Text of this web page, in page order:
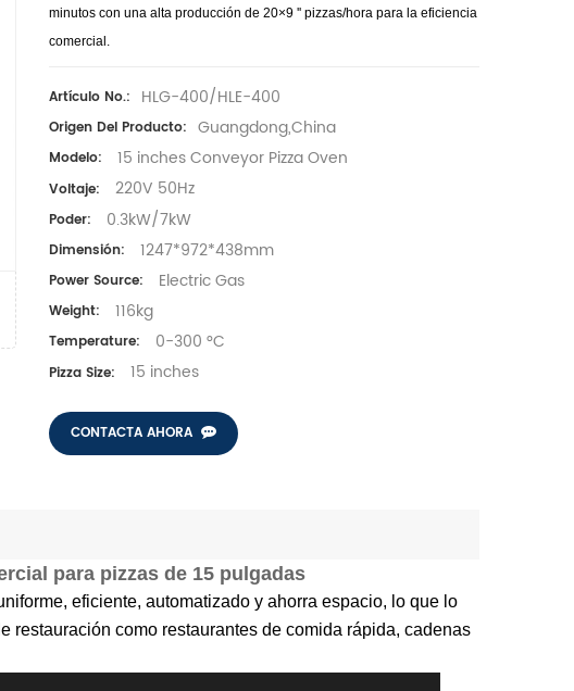
minutos con una alta producción de 20×9 '' pizzas/hora para la eficiencia
comercial.
Artículo No.: HLG-400/HLE-400
Origen Del Producto: Guangdong,China
Modelo: 15 inches Conveyor Pizza Oven
Voltaje: 220V 50Hz
Poder: 0.3kW/7kW
Dimensión: 1247*972*438mm
Power Source: Electric Gas
Weight: 116kg
Temperature: 0-300 °C
Pizza Size: 15 inches
CONTACTA AHORA
para pizzas de 15 pulgadas
eficiente, automatizado y ahorra espacio, lo que lo
restauración como restaurantes de comida rápida, cadenas